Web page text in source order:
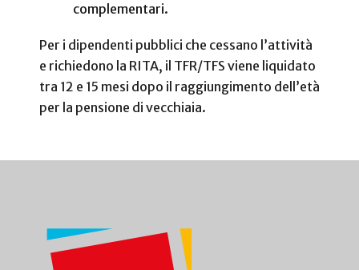
complementari.
Per i dipendenti pubblici che cessano l’attività
e richiedono la RITA, il TFR/TFS viene liquidato
tra 12 e 15 mesi dopo il raggiungimento dell’età
per la pensione di vecchiaia.